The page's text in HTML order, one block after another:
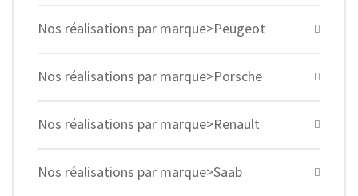
Nos réalisations par marque>Peugeot
Nos réalisations par marque>Porsche
Nos réalisations par marque>Renault
Nos réalisations par marque>Saab